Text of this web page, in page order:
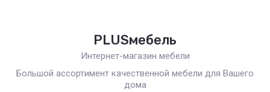
PLUSмебель
Интернет-магазин мебели
Большой ассортимент качественной мебели для Вашего
дома